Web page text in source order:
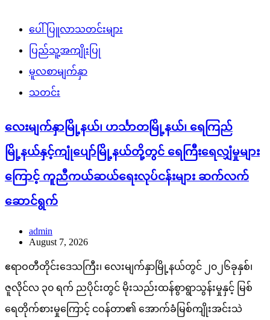
ပေါ်ပြူလာသတင်းများ
ပြည်သူ့အကျိုးပြု
မူလစာမျက်နှာ
သတင်း
လေးမျက်နှာမြို့နယ်၊ ဟင်္သာတမြို့နယ်၊ ရေကြည်
မြို့နယ်နှင့်ကျုံပျော်မြို့နယ်တို့တွင် ရေကြီးရေလျှံမှုများ
ကြောင့် ကူညီကယ်ဆယ်ရေးလုပ်ငန်းများ ဆက်လက်
ဆောင်ရွက်
admin
August 7, 2026
ဧရာဝတီတိုင်းဒေသကြီး၊ လေးမျက်နှာမြို့နယ်တွင် ၂၀၂၆ခုနှစ်၊
ဇူလိုင်လ ၃၀ ရက် ညပိုင်းတွင် မိုးသည်းထန်စွာရွာသွန်းမှုနှင့် မြစ်
ရေတိုက်စားမှုကြောင့် ငဝန်တာ၏ အောက်ခံမြစ်ကျိုးအင်းသဲ